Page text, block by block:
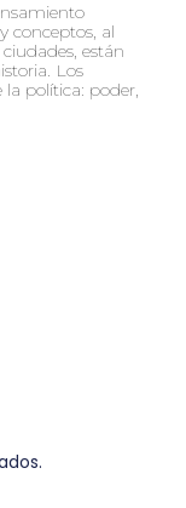
conceptos, al
están
Los
la política: poder,